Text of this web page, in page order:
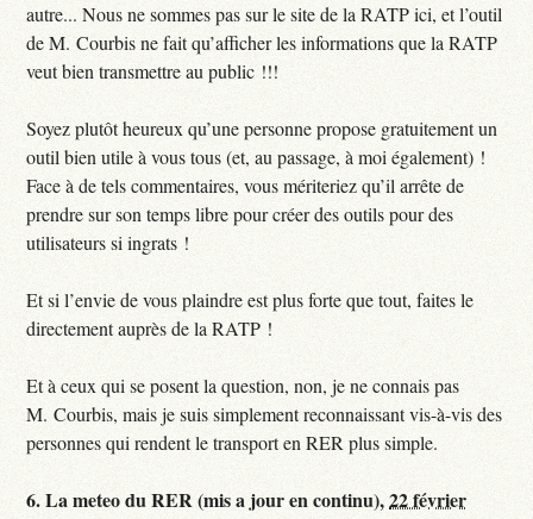
autre... Nous ne sommes pas sur le site de la RATP ici, et l’outil
de M. Courbis ne fait qu’afficher les informations que la RATP
veut bien transmettre au public !!!
Soyez plutôt heureux qu’une personne propose gratuitement un
outil bien utile à vous tous (et, au passage, à moi également) !
Face à de tels commentaires, vous mériteriez qu’il arrête de
prendre sur son temps libre pour créer des outils pour des
utilisateurs si ingrats !
Et si l’envie de vous plaindre est plus forte que tout, faites le
directement auprès de la RATP !
Et à ceux qui se posent la question, non, je ne connais pas
M. Courbis, mais je suis simplement reconnaissant vis-à-vis des
personnes qui rendent le transport en RER plus simple.
6.La meteo du RER (mis a jour en continu),22 février